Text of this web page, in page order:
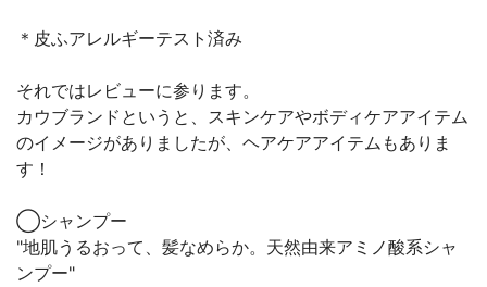
＊皮ふアレルギーテスト済み
それではレビューに参ります。
カウブランドというと、スキンケアやボディケアアイテム
のイメージがありましたが、ヘアケアアイテムもありま
す！
◯シャンプー
"地肌うるおって、髪なめらか。天然由来アミノ酸系シャ
ンプー"